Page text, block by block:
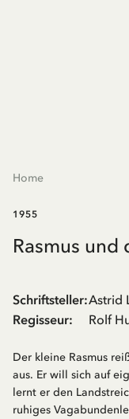
Home
1955
Rasmus und
Schriftsteller:Astrid
Regisseur: Rolf
Der kleine Rasmus
aus. Er will sich auf
lernt er den
ruhiges